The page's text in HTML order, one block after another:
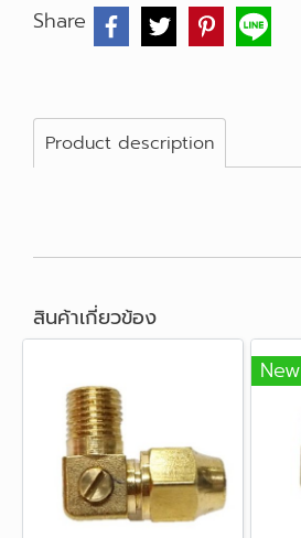
Share
Product description
สินค้าเกี่ยวข้อง
New